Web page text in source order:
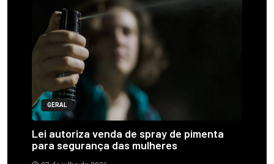
GERAL
Lei autoriza venda de spray de pimenta
para segurança das mulheres